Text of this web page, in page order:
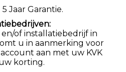
Jaar Garantie.
of installatiebedrijf in
u in aanmerking voor
aan met uw KVK
korting.